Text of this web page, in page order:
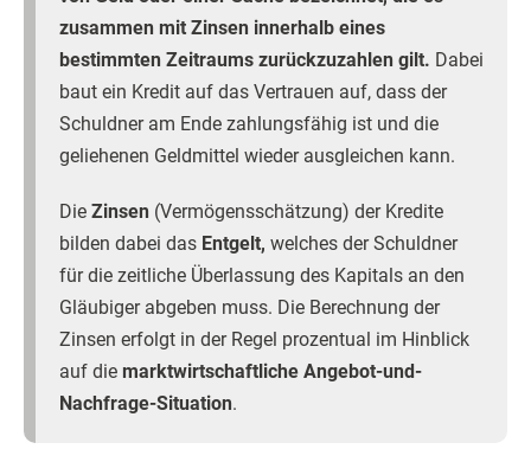
zusammen mit Zinsen innerhalb eines
bestimmten Zeitraums zurückzuzahlen gilt. Dabei
baut ein Kredit auf das Vertrauen auf, dass der
Schuldner am Ende zahlungsfähig ist und die
geliehenen Geldmittel wieder ausgleichen kann.
Die Zinsen (Vermögensschätzung) der Kredite
bilden dabei das Entgelt, welches der Schuldner
für die zeitliche Überlassung des Kapitals an den
Gläubiger abgeben muss. Die Berechnung der
Zinsen erfolgt in der Regel prozentual im Hinblick
auf die marktwirtschaftliche Angebot-und-
Nachfrage-Situation.